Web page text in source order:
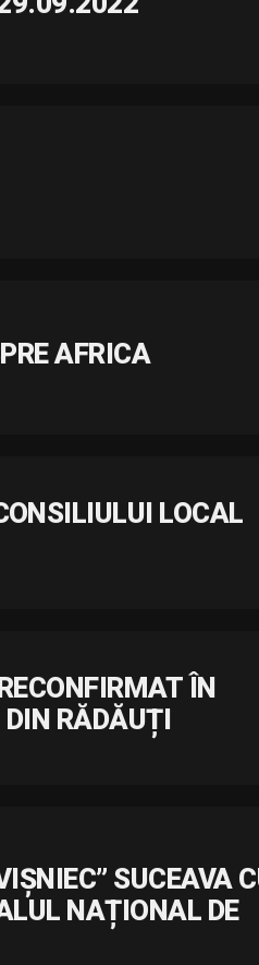
AFRICA
LOCAL
ÎN
RĂDĂUȚI
SUCEAVA
NAȚIONAL DE